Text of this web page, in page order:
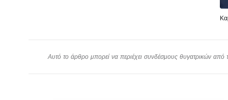
Αυτό το άρθρο μπορεί να περιέχει συνδέσμους θυγατρικών από